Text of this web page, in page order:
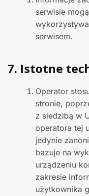
serwisie
serwisem.
7. Istotne
Operator
stronie,
z siedzibą w
operatora tej
jedynie
bazuje na
urządzeniu
zakresie
użytkownika